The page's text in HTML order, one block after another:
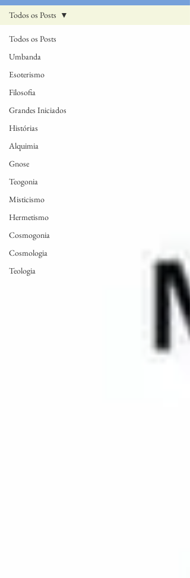
Todos os Posts
Umbanda
Esoterismo
Filosofia
Grandes Iniciados
Histórias
Alquimia
Gnose
Teogonia
Misticismo
Hermetismo
Cosmogonia
Cosmologia
Teologia
Todos os Posts